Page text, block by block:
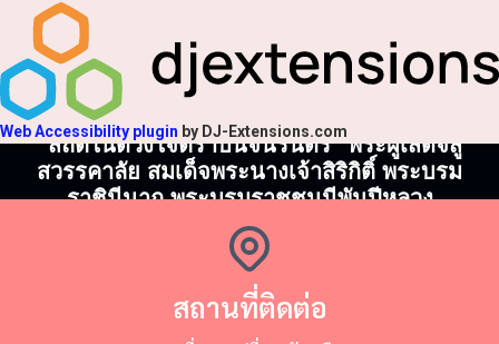
Web Accessibility plugin by DJ-Extensions.com
"สถิตในดวงใจตราบนิจนิรันดร์" พระผู้เสด็จสู่
สวรรคาลัย สมเด็จพระนางเจ้าสิริกิติ์ พระบรม
ราชินีนาถ พระบรมราชชนนีพันปีหลวง
สถานที่ติดต่อ